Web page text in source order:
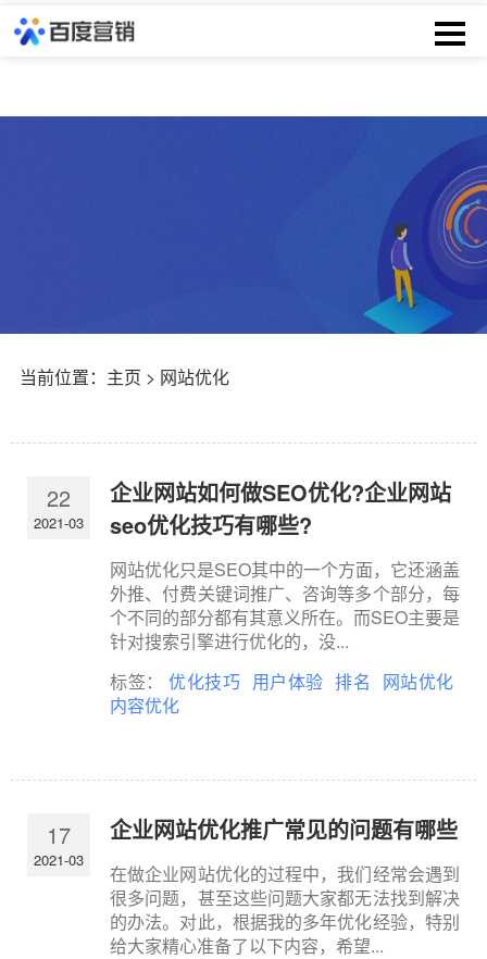
当前位置： 主页 > 网站优化
22
2021-03
企业网站如何做SEO优化?企业网站
seo优化技巧有哪些?
网站优化只是SEO其中的一个方面，它还涵盖
外推、付费关键词推广、咨询等多个部分，每
个不同的部分都有其意义所在。而SEO主要是
针对搜索引擎进行优化的，没...
标签： 优化技巧 用户体验 排名
网站优化
内容优化
17
2021-03
企业网站优化推广常见的问题有哪些
在做企业网站优化的过程中，我们经常会遇到
很多问题，甚至这些问题大家都无法找到解决
的办法。对此，根据我的多年优化经验，特别
给大家精心准备了以下内容，希望...